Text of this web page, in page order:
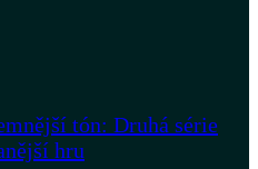
tón: Druhá série
hru